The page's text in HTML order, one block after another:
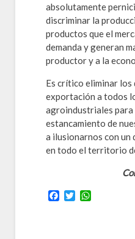
absolutamente
discriminar la
productos que el
demanda y generan
productor y a la
Es crítico eliminar los
exportación a todos
agroindustriales para
estancamiento de
a ilusionarnos con
en todo el territorio
Facebook
Twitter